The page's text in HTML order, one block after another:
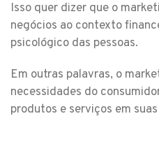
Isso quer dizer que o
negócios ao contexto
psicológico das pessoas.
Em outras palavras, o
necessidades do
produtos e serviços em